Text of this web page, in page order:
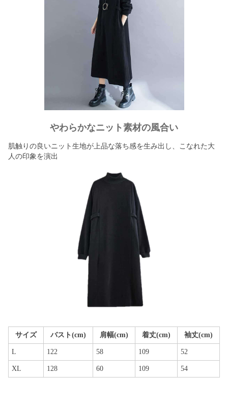
やわらかなニット素材の風合い
肌触りの良いニット生地が上品な落ち感を生み出し、こなれた大
人の印象を演出
サイズ バスト(cm) 肩幅(cm) 着丈(cm) 袖丈(cm)
L 122 58 109 52
XL 128 60 109 54